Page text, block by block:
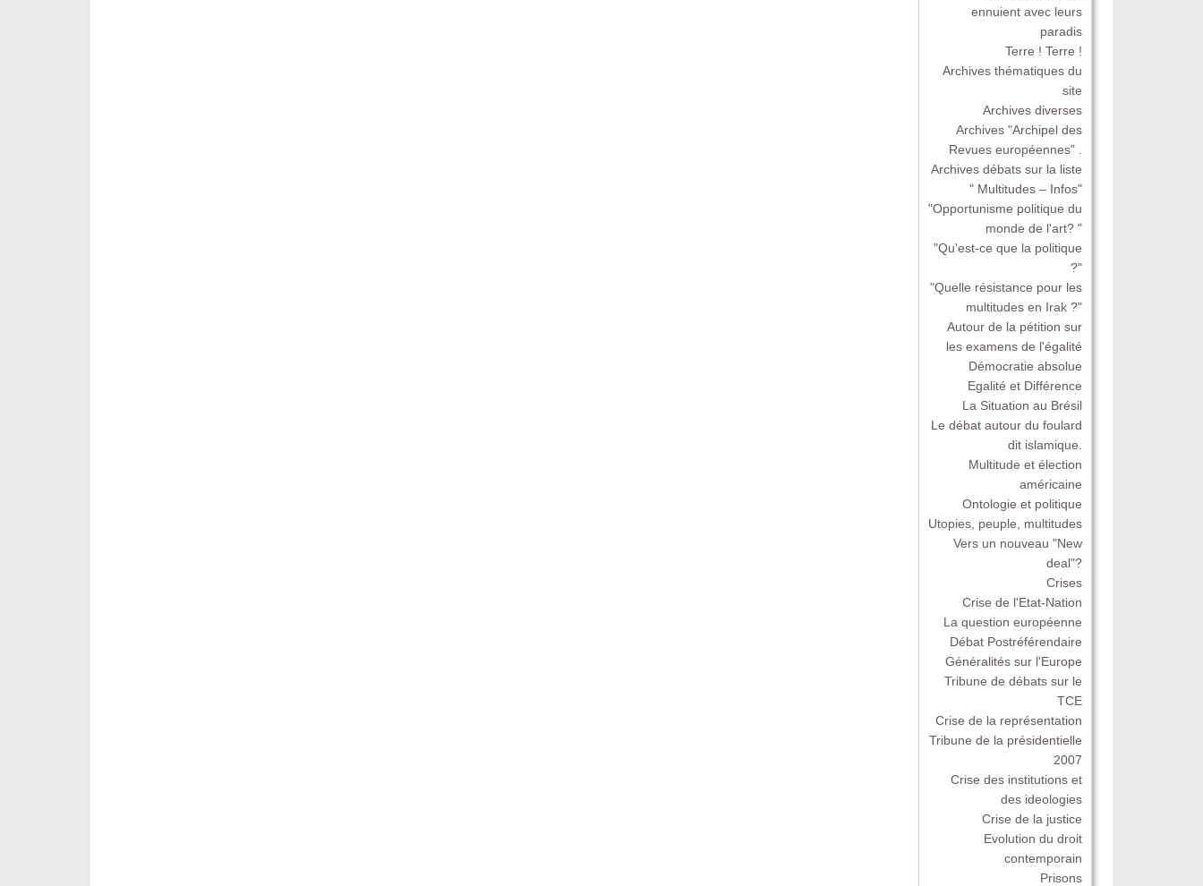
ennuient avec leurs
paradis
Terre ! Terre !
Archives thématiques du
site
Archives diverses
Archives "Archipel des
Revues européennes" .
Archives débats sur la liste
" Multitudes – Infos"
"Opportunisme politique du
monde de l'art? "
"Qu'est-ce que la politique
?"
"Quelle résistance pour les
multitudes en Irak ?"
Autour de la pétition sur
les examens de l'égalité
Démocratie absolue
Egalité et Différence
La Situation au Brésil
Le débat autour du foulard
dit islamique.
Multitude et élection
américaine
Ontologie et politique
Utopies, peuple, multitudes
Vers un nouveau "New
deal"?
Crises
Crise de l'Etat-Nation
La question européenne
Débat Postréférendaire
Généralités sur l'Europe
Tribune de débats sur le
TCE
Crise de la représentation
Tribune de la présidentielle
2007
Crise des institutions et
des ideologies
Crise de la justice
Evolution du droit
contemporain
Prisons